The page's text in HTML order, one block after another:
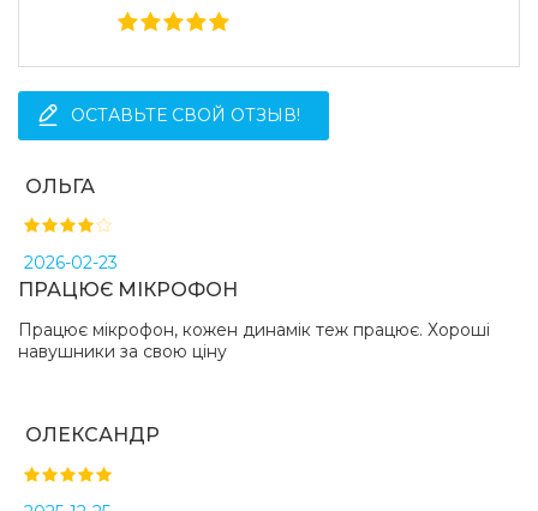
ОСТАВЬТЕ СВОЙ ОТЗЫВ!
ОЛЬГА
2026-02-23
ПРАЦЮЄ МІКРОФОН
Працює мікрофон, кожен динамік теж працює. Хороші
навушники за свою ціну
ОЛЕКСАНДР